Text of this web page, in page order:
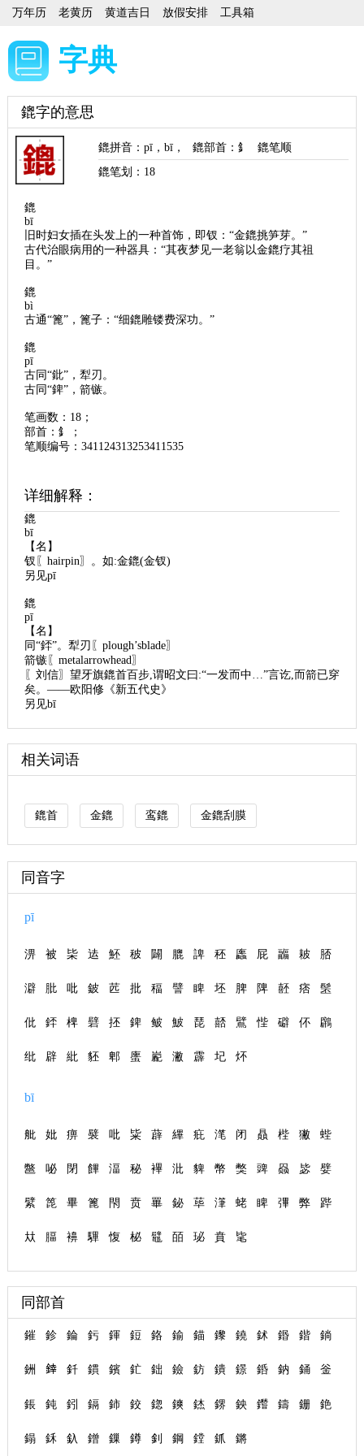
万年历 老黄历 黄道吉日 放假安排 工具箱
字典
鎞字的意思
鎞拼音 ：pī ，bī ， 鎞部首 ：釒
鎞笔顺
鎞笔划： 18
鎞
bī
旧时妇女插在头发上的一种首饰，即钗：“金鎞挑笋芽。”
古代治眼病用的一种器具：“其夜梦见一老翁以金鎞疗其祖
目。”
鎞
bì
古通“篦”，篦子：“细鎞雕镂费深功。”
鎞
pī
古同“鈚”，犁刃。
古同“錍”，箭镞。
笔画数：18；
部首：釒；
笔顺编号：341124313253411535
详细解释：
鎞
bī
【名】
钗〖hairpin〗。如:金鎞(金钗)
另见pī
鎞
pī
【名】
同“銔”。犁刃〖plough’sblade〗
箭镞〖metalarrowhead〗
〖刘信〗望牙旗鎞首百步,谓昭文曰:“一发而中…”言讫,而箭已穿
矣。——欧阳修《新五代史》
另见bī
相关词语
鎞首 金鎞 鸾鎞 金鎞刮膜
同音字
pī
淠 被 枈 迲 魾 秛 闢 膍 諀 秠 蠯 屁 疈 耚 脴
澼 肶 吡 鈹 苉 批 稫 譬 睥 坯 脾 陴 噽 痞 髬
仳 銔 椑 礕 抷 錍 鲏 鮍 琵 嚭 鷿 悂 礔 伓 鸊
纰 辟 紕 豾 郫 螷 嶏 潎 霹 圮 炋
bī
舭 妣 痹 襞 吡 粊 薜 縪 疪 滗 闭 贔 梐 獙 蜌
鄨 咇 閉 饆 湢 秘 襅 沘 貏 幣 獘 豍 赑 毖 嬖
繴 箆 畢 篦 閇 贲 罼 鉍 荜 潷 蛯 睥 彃 弊 跸
夶 腷 襣 驆 愎 柲 鼊 皕 珌 賁 毞
同部首
鏙 鉁 錀 釫 鍕 鋀 鉻 鍮 錨 鑗 鐃 鉥 鍲 鍇 鋿
銂 﨨 釺 鏆 鑌 釯 鈯 鐱 鈁 鐀 鐛 銽 鈉 銿 釡
鋹 鈍 鈏 鎘 鈰 鉸 鍃 鏯 錰 鎅 鉠 鑙 鑄 銏 銫
鎉 鉌 釞 鏳 鏁 鐏 釗 鋼 鏜 釽 鏘